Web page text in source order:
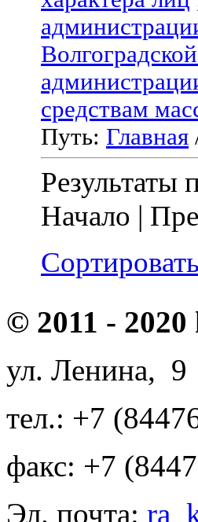
средствам
Путь: Главная
Результаты
Начало |
© 2011 -
ул. Ленина, 9
тел.: +7
факс: +7
Эл. почта: